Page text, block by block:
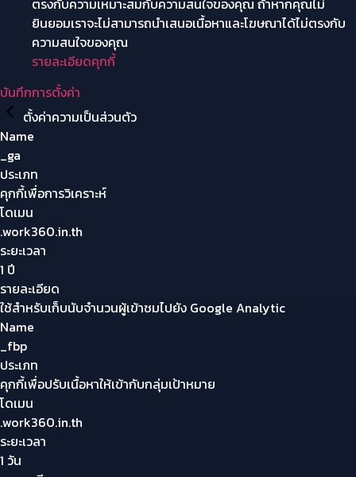
ตรงกับความเหมาะสมกับความสนใจของคุณ ถ้าหากคุณไม่
ยินยอมเราจะไม่สามารถนำเสนอเนื้อหาและโฆษณาได้ไม่ตรงกับ
ความสนใจของคุณ
รายละเอียดคุกกี้
บันทึกการตั้งค่า
ตั้งค่าความเป็นส่วนตัว
Name
_ga
ประเภท
คุกกี้เพื่อการวิเคราะห์
โดเมน
.work360.in.th
ระยะเวลา
1 ปี
รายละเอียด
ใช้สำหรับเก็บนับจำนวนผู้เข้าชมไปยัง Google Analytic
Name
_fbp
ประเภท
คุกกี้เพื่อปรับเนื้อหาให้เข้ากับกลุ่มเป้าหมาย
โดเมน
.work360.in.th
ระยะเวลา
1 วัน